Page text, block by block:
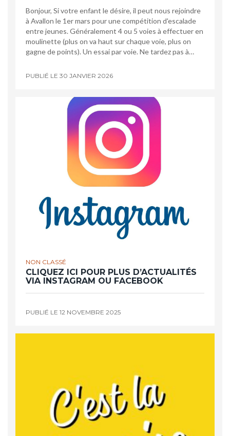
Bonjour, Si votre enfant le désire, il peut nous rejoindre
à Avallon le 1er mars pour une compétition d'escalade
entre jeunes. Généralement 4 ou 5 voies à effectuer en
moulinette (plus on va haut sur chaque voie, plus on
gagne de points). Un essai par voie. Ne tardez pas à…
PUBLIÉ LE 30 JANVIER 2026
NON CLASSÉ
CLIQUEZ ICI POUR PLUS D’ACTUALITÉS
VIA INSTAGRAM OU FACEBOOK
PUBLIÉ LE 12 NOVEMBRE 2025